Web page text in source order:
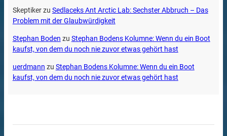
Skeptikerzu Sedlaceks Ant Arctic Lab: Sechster Abbruch – Das
Problem mit der Glaubwürdigkeit
Stephan Boden zu Stephan Bodens Kolumne: Wenn du ein Boot
kaufst, von dem du noch nie zuvor etwas gehört hast
uerdmann zu Stephan Bodens Kolumne: Wenn du ein Boot
kaufst, von dem du noch nie zuvor etwas gehört hast